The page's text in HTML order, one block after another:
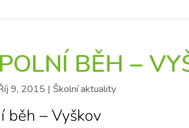
BĚH –
9, 2015 | Školní aktuality
běh – Vyškov